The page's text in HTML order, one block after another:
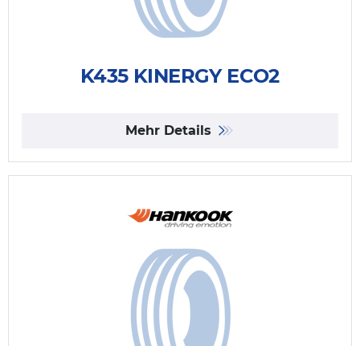
K435 KINERGY ECO2
Mehr Details